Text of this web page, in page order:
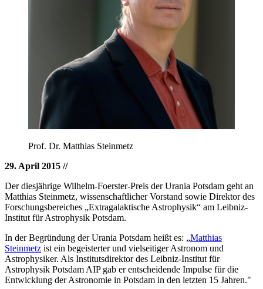
Prof. Dr. Matthias Steinmetz
29. April 2015 //
Der diesjährige Wilhelm-Foerster-Preis der Urania Potsdam geht an
Matthias Steinmetz, wissenschaftlicher Vorstand sowie Direktor des
Forschungsbereiches „Extragalaktische Astrophysik“ am Leibniz-
Institut für Astrophysik Potsdam.
In der Begründung der Urania Potsdam heißt es: „Matthias
Steinmetz ist ein begeisterter und vielseitiger Astronom und
Astrophysiker. Als Institutsdirektor des Leibniz-Institut für
Astrophysik Potsdam AIP gab er entscheidende Impulse für die
Entwicklung der Astronomie in Potsdam in den letzten 15 Jahren."